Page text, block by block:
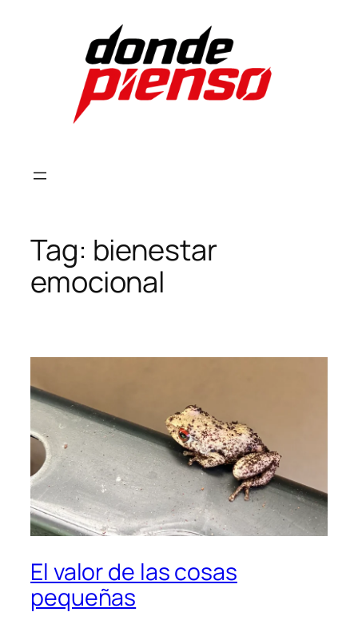
Tag: bienestar
emocional
El valor de las cosas
pequeñas